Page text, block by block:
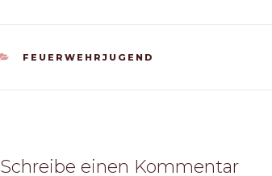
KATEGORIEN
FEUERWEHRJUGEND
Schreibe einen Kommentar